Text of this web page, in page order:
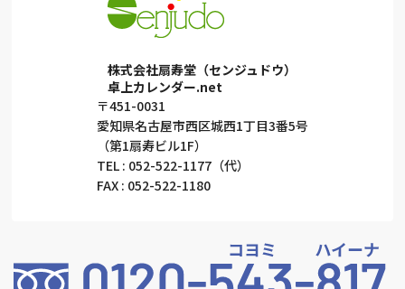
株式会社扇寿堂（センジュドウ）
卓上カレンダー.net
〒451-0031
愛知県名古屋市西区城西1丁目3番5号
（第1扇寿ビル1F）
TEL : 052-522-1177（代）
FAX : 052-522-1180